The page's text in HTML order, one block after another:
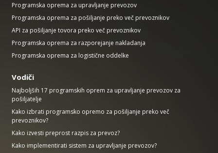
Programska oprema za upravljanje prevozov
Programska oprema za pošiljanje preko več prevoznikov
API za pošiljanje tovora preko več prevoznikov
Programska oprema za razporejanje nakladanja
Programska oprema za logistične oddelke
Vodiči
Najboljših 17 programskih oprem za upravljanje prevozov za
pošiljatelje
Kako izbrati programsko opremo za pošiljanje preko več
prevoznikov?
Kako izvesti preprost razpis za prevoz?
Kako implementirati sistem za upravljanje prevozov?